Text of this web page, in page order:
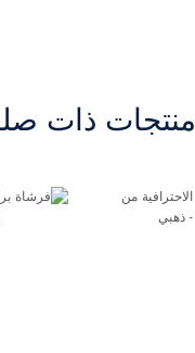
منتجات ذات